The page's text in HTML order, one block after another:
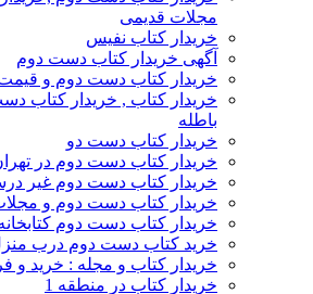
مجلات قدیمی
خریدار کتاب نفیس
آگهی خریدار کتاب دست دوم
خریدار کتاب دست دوم و
خریدار کتاب , خریدار کتاب
باطله
خریدار کتاب دست دو
خریدار کتاب دست دوم در
خریدار کتاب دست دوم غیر
خریدار کتاب دست دوم و
خریدار کتاب دست دوم
خرید کتاب دست دوم درب
خریدار کتاب و مجله : خرید
خریدار کتاب در منطقه 1